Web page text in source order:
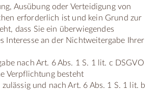
Ausübung oder Verteidigung von
erforderlich ist und kein Grund zur
dass Sie ein überwiegendes
Interesse an der Nichtweitergabe Ihrer
nach Art. 6 Abs. 1 S. 1 lit. c DSGVO
Verpflichtung besteht
und nach Art. 6 Abs. 1 S. 1 lit. b